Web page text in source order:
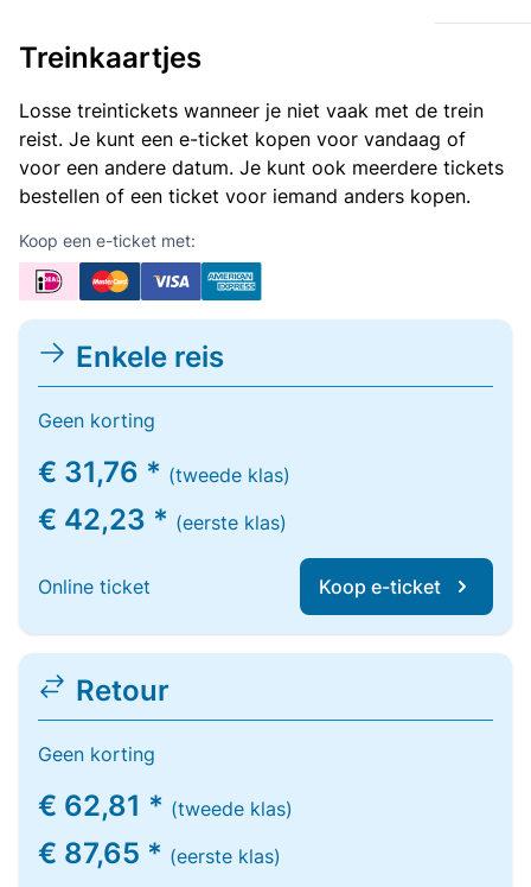
Treinkaartjes
Losse treintickets wanneer je niet vaak met de trein
reist. Je kunt een e-ticket kopen voor vandaag of
voor een andere datum. Je kunt ook meerdere tickets
bestellen of een ticket voor iemand anders kopen.
Koop een e-ticket met:
Enkele reis
Geen korting
€ 31,76 * (tweede klas)
€ 42,23 * (eerste klas)
Online ticket Koop e-ticket
Retour
Geen korting
€ 62,81 * (tweede klas)
€ 87,65 * (eerste klas)